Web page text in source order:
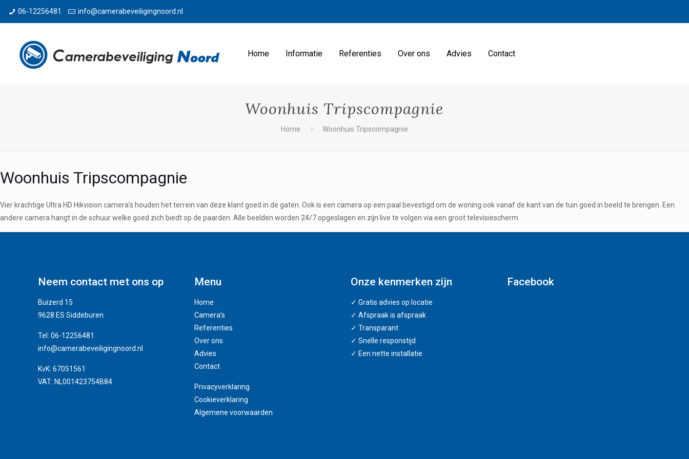
06-12256481 info@camerabeveiligingnoord.nl
Home Informatie Referenties Over ons Advies Contact
Woonhuis Tripscompagnie
Home Woonhuis Tripscompagnie
Woonhuis Tripscompagnie
Vier krachtige Ultra HD Hikvision camera’s houden het terrein van deze klant goed in de gaten. Ook is een camera op een paal bevestigd om de woning ook vanaf de kant van de tuin goed in beeld te brengen. Een
andere camera hangt in de schuur welke goed zich biedt op de paarden. Alle beelden worden 24/7 opgeslagen en zijn live te volgen via een groot televisiescherm.
Neem contact met ons op
Buizerd 15
9628 ES Siddeburen
Tel: 06-12256481
info@camerabeveiligingnoord.nl
KvK: 67051561
VAT: NL001423754B84
Menu
Home
Camera’s
Referenties
Over ons
Advies
Contact
Privacyverklaring
Cookieverklaring
Algemene voorwaarden
Onze kenmerken zijn
✓ Gratis advies op locatie
✓ Afspraak is afspraak
✓ Transparant
✓ Snelle responstijd
✓ Een nette installatie
Facebook